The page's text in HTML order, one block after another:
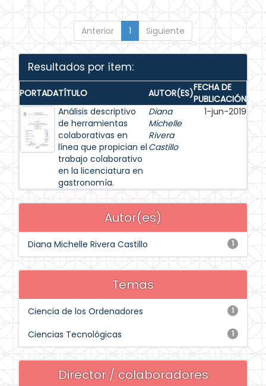
Anterior 1 Siguiente
Resultados por ítem:
PORTADATÍTULO AUTOR(ES)FECHA DE
PUBLICACIÓN
Análisis descriptivo
de herramientas
colaborativas en
línea que propician el
trabajo colaborativo
en la licenciatura en
gastronomía.
Diana
Michelle
Rivera
Castillo
1-jun-2019
Autor(es)
1
Diana Michelle Rivera Castillo
Temas
1
Ciencia de los Ordenadores
1
Ciencias Tecnológicas
Director / colaboradores